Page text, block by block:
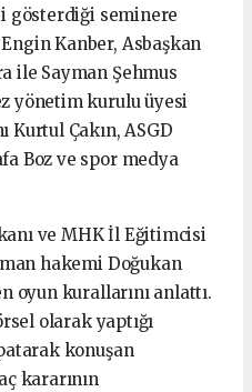
gösterdiği seminere
Engin Kanber, Asbaşkan
ile Sayman Şehmus
yönetim kurulu üyesi
Kurtul Çakın, ASGD
Boz ve spor medya
ve MHK İl Eğitimcisi
hakemi Doğukan
oyun kurallarını anlattı.
olarak yaptığı
konuşan
kararının